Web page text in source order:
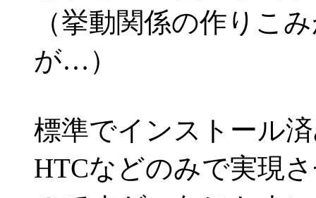
（挙動関係の作りこ
が…）
標準でインストール
HTCなどのみで実現